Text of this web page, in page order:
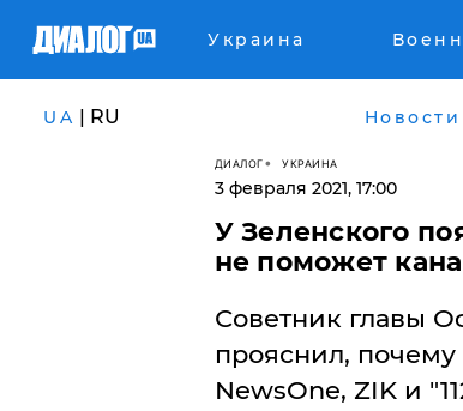
Украина
UA | RU Новости
ДИАЛОГ УКРАИНА
3 февраля 2021, 17:00
У Зеленского
не поможет
Советник главы
прояснил,
NewsOne, ZIK и